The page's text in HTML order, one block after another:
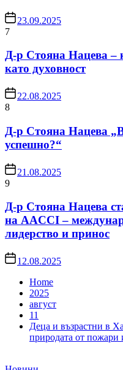
23.09.2025
7
Д-р Стояна Нацева –
като духовност
22.08.2025
8
Д-р Стояна Нацева
успешно?“
21.08.2025
9
Д-р Стояна Нацева
на AACCI –
лидерство и принос
12.08.2025
Home
2025
август
11
Деца и възрастни в
природата от пожари